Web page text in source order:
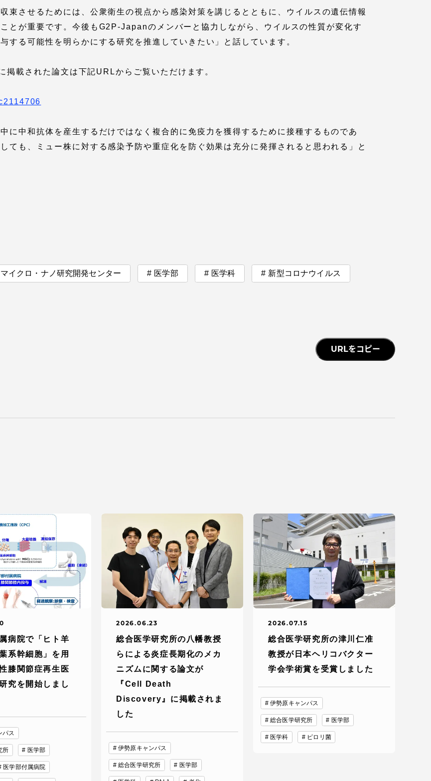
束させるためには、公衆衛生の視点から感染対策を講じるとともに、ウイルスの遺伝情報
とが重要です。今後もG2P-Japanのメンバーと協力しながら、ウイルスの性質が変化す
する可能性を明らかにする研究を推進していきたい」と話しています。
された論文は下記URLからご覧いただけます。
に中和抗体を産生するだけではなく複合的に免疫力を獲得するために接種するものであ
ても、ミュー株に対する感染予防や重症化を防ぐ効果は充分に発揮されると思われる」と
マイクロ・ナノ研究開発センター 医学部 医学科 新型コロナウイルス
URLをコピー
病院で「ヒト羊
系幹細胞」を用
膝関節症再生医
究を開始しまし
パス
所 医学部
医学部付属病院
2026.06.23
総合医学研究所の八幡教授
らによる炎症長期化のメカ
ニズムに関する論文が
『Cell Death
Discovery』に掲載されま
した
伊勢原キャンパス
総合医学研究所 医学部
2026.07.15
総合医学研究所の津川仁准
教授が日本ヘリコバクター
学会学術賞を受賞しました
伊勢原キャンパス
総合医学研究所 医学部
医学科 ピロリ菌
湘南キャンパス 伊勢原キャンパス 静岡キャンパス 熊本キャンパス
札幌キャンパス
ニュースリリース
卒業にあたっての
アンケート
認証評価
在学生・保護者向けポータル（TIPS） 本学教職員向け情報 中文